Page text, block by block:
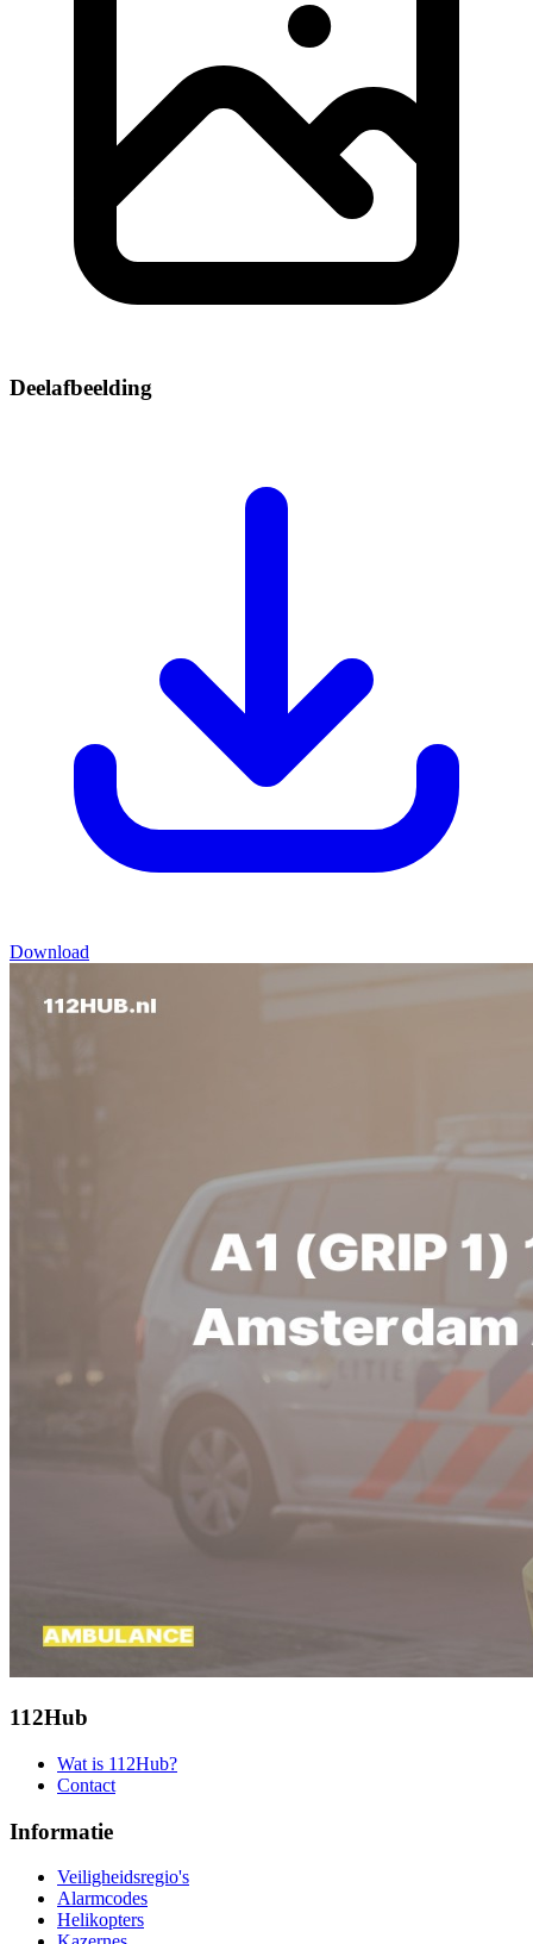
Deelafbeelding
Download
112Hub
Wat is 112Hub?
Contact
Informatie
Veiligheidsregio's
Alarmcodes
Helikopters